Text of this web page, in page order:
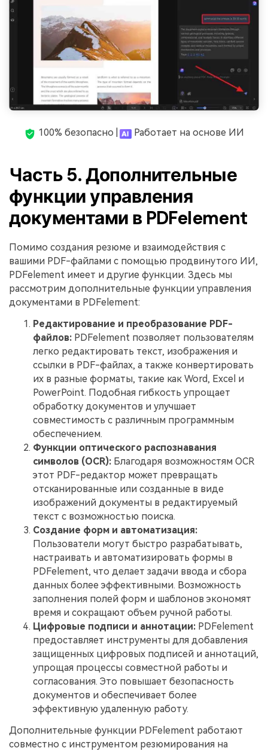
100% безопасно | Работает на основе ИИ
Часть 5. Дополнительные
функции управления
документами в PDFelement
Помимо создания резюме и взаимодействия с
вашими PDF-файлами с помощью продвинутого ИИ,
PDFelement имеет и другие функции. Здесь мы
рассмотрим дополнительные функции управления
документами в PDFelement:
Редактирование и преобразование PDF-
файлов: PDFelement позволяет пользователям
легко редактировать текст, изображения и
ссылки в PDF-файлах, а также конвертировать
их в разные форматы, такие как Word, Excel и
PowerPoint. Подобная гибкость упрощает
обработку документов и улучшает
совместимость с различным программным
обеспечением.
Функции оптического распознавания
символов (OCR): Благодаря возможностям OCR
этот PDF-редактор может превращать
отсканированные или созданные в виде
изображений документы в редактируемый
текст с возможностью поиска.
Создание форм и автоматизация:
Пользователи могут быстро разрабатывать,
настраивать и автоматизировать формы в
PDFelement, что делает задачи ввода и сбора
данных более эффективными. Возможность
заполнения полей форм и шаблонов экономят
время и сокращают объем ручной работы.
Цифровые подписи и аннотации: PDFelement
предоставляет инструменты для добавления
защищенных цифровых подписей и аннотаций,
упрощая процессы совместной работы и
согласования. Это повышает безопасность
документов и обеспечивает более
эффективную удаленную работу.
Дополнительные функции PDFelement работают
совместно с инструментом резюмирования на